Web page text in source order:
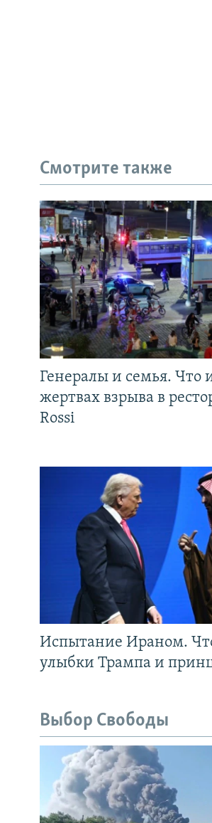
Смотрите также
Генералы и семья. Что
жертвах взрыва в
Rossi
Испытание Ираном.
улыбки Трампа и
Выбор Свободы